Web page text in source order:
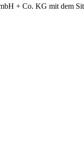
+ Co. KG mit dem